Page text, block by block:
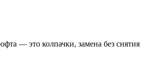
— это колпачки, замена без снятия